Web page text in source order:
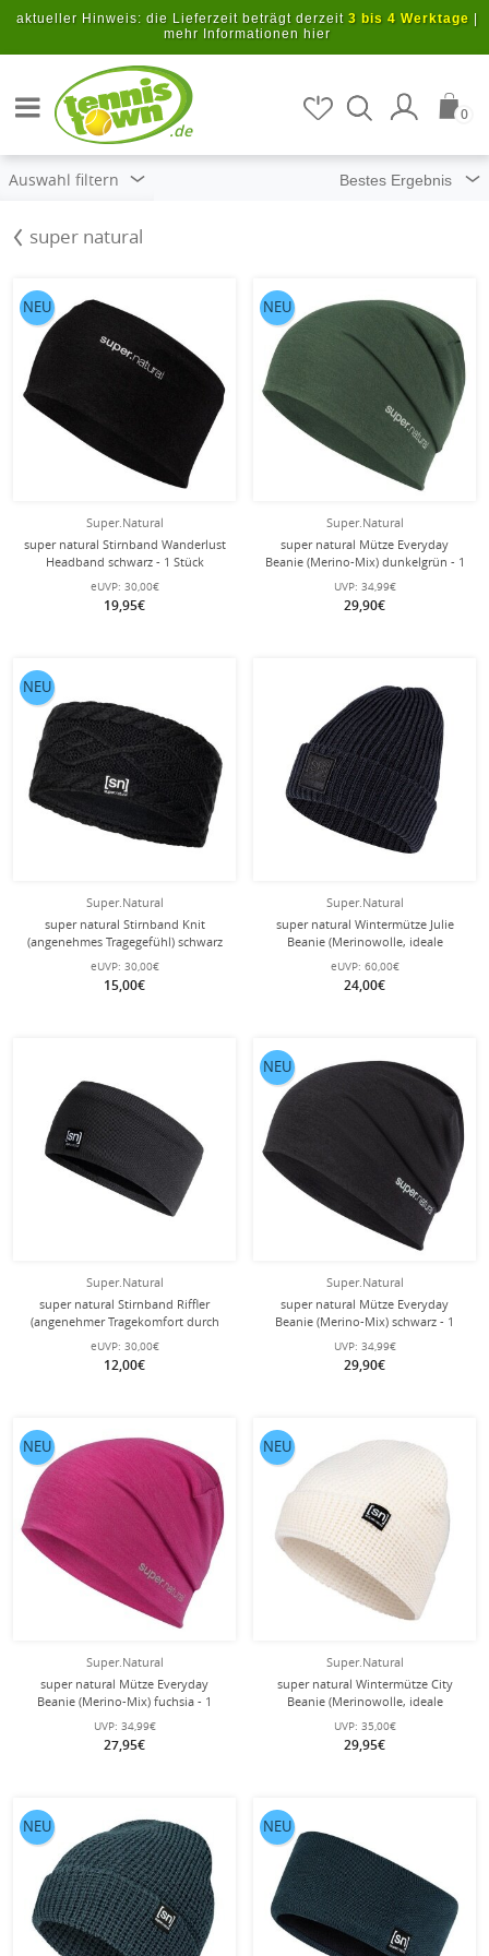
Zum Hauptinhalt springen
aktueller Hinweis: die Lieferzeit beträgt derzeit 3 bis 4 Werktage
mehr Informationen hier
.de
0
Auswahl filtern
super natural
Super.Natural
super natural Stirnband Wanderlust
Headband schwarz - 1 Stück
eUVP: 30,00€
19,95€
NEU
Super.Natural
super natural Mütze Everyday
Beanie (Merino-Mix) dunkelgrün - 1
Stück
UVP: 34,99€
29,90€
NEU
Super.Natural
super natural Stirnband Knit
(angenehmes Tragegefühl) schwarz
Damen - 1 Stück
eUVP: 30,00€
15,00€
NEU
Super.Natural
super natural Wintermütze Julie
Beanie (Merinowolle, ideale
Thermoregulation) schwarz - 1 Stück
eUVP: 60,00€
24,00€
Super.Natural
super natural Stirnband Riffler
(angenehmer Tragekomfort durch
Merinowolle) schwarz - 1 Stück
eUVP: 30,00€
12,00€
Super.Natural
super natural Mütze Everyday
Beanie (Merino-Mix) schwarz - 1
Stück
UVP: 34,99€
29,90€
NEU
Super.Natural
super natural Mütze Everyday
Beanie (Merino-Mix) fuchsia - 1
Stück
UVP: 34,99€
27,95€
NEU
Super.Natural
super natural Wintermütze City
Beanie (Merinowolle, ideale
Thermoregulation) weiss - 1 Stück
UVP: 35,00€
29,95€
NEU
NEU NEU